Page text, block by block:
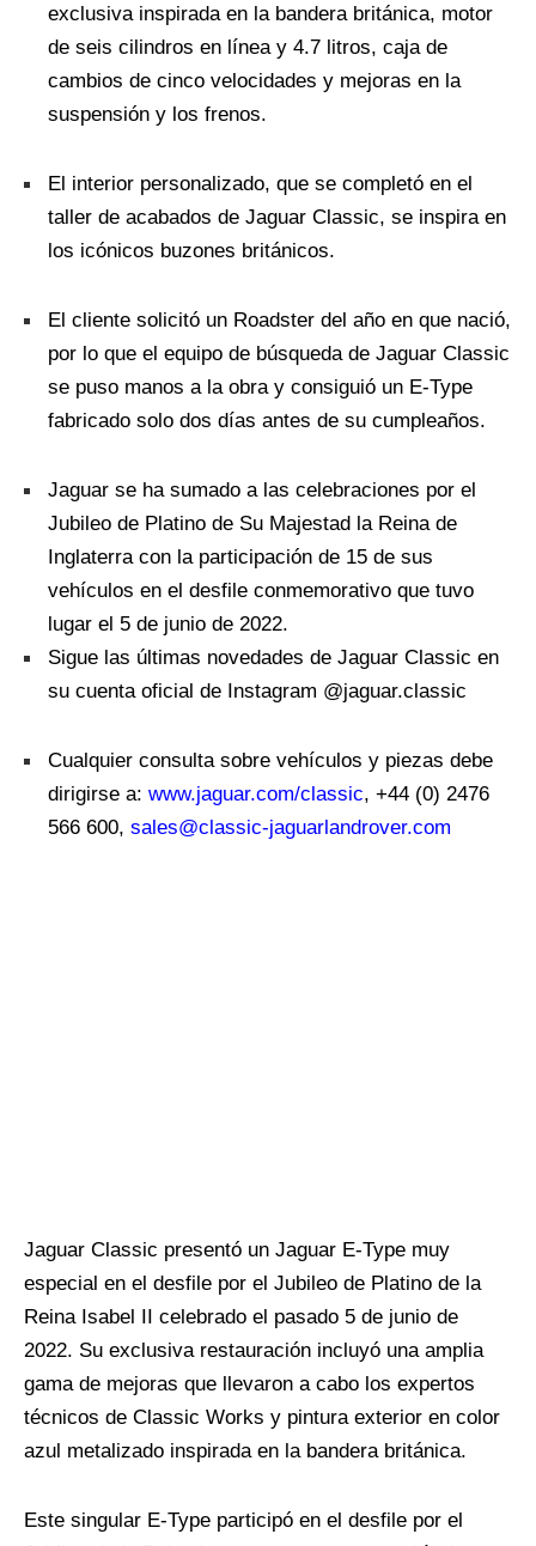
exclusiva inspirada en la bandera británica, motor
de seis cilindros en línea y 4.7 litros, caja de
cambios de cinco velocidades y mejoras en la
suspensión y los frenos.
El interior personalizado, que se completó en el
taller de acabados de Jaguar Classic, se inspira en
los icónicos buzones británicos.
El cliente solicitó un Roadster del año en que nació,
por lo que el equipo de búsqueda de Jaguar Classic
se puso manos a la obra y consiguió un E-Type
fabricado solo dos días antes de su cumpleaños.
Jaguar se ha sumado a las celebraciones por el
Jubileo de Platino de Su Majestad la Reina de
Inglaterra con la participación de 15 de sus
vehículos en el desfile conmemorativo que tuvo
lugar el 5 de junio de 2022.
Sigue las últimas novedades de Jaguar Classic en
su cuenta oficial de Instagram @jaguar.classic
Cualquier consulta sobre vehículos y piezas debe
dirigirse a: www.jaguar.com/classic, +44 (0) 2476
566 600, sales@classic-jaguarlandrover.com
Jaguar Classic presentó un Jaguar E-Type muy
especial en el desfile por el Jubileo de Platino de la
Reina Isabel II celebrado el pasado 5 de junio de
2022. Su exclusiva restauración incluyó una amplia
gama de mejoras que llevaron a cabo los expertos
técnicos de Classic Works y pintura exterior en color
azul metalizado inspirada en la bandera británica.
Este singular E-Type participó en el desfile por el